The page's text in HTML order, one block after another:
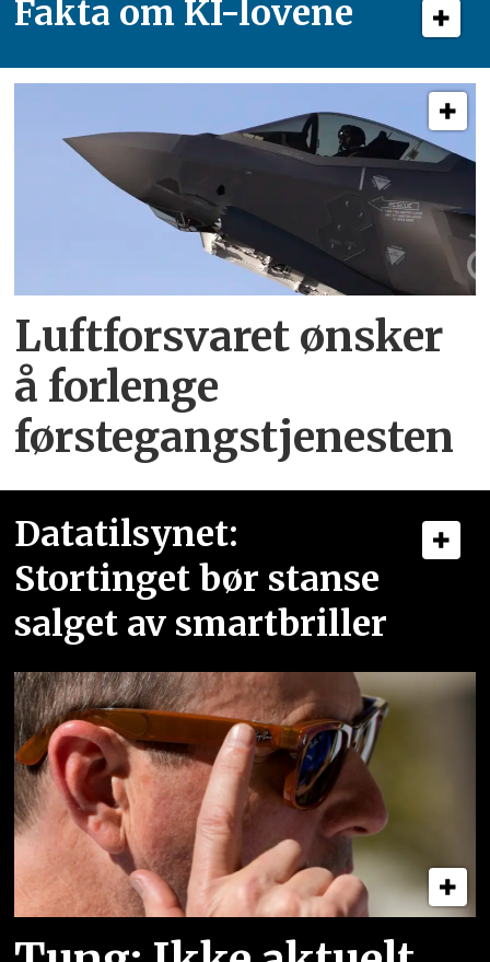
Fakta om KI-lovene
Luftforsvaret ønsker
å forlenge
førstegangstjenesten
Datatilsynet:
Stortinget bør stanse
salget av smartbriller